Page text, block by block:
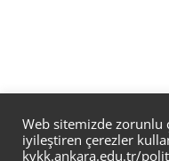
Web sitemizde zorunlu
iyileştiren çerezler
kvkk.ankara.edu.tr/